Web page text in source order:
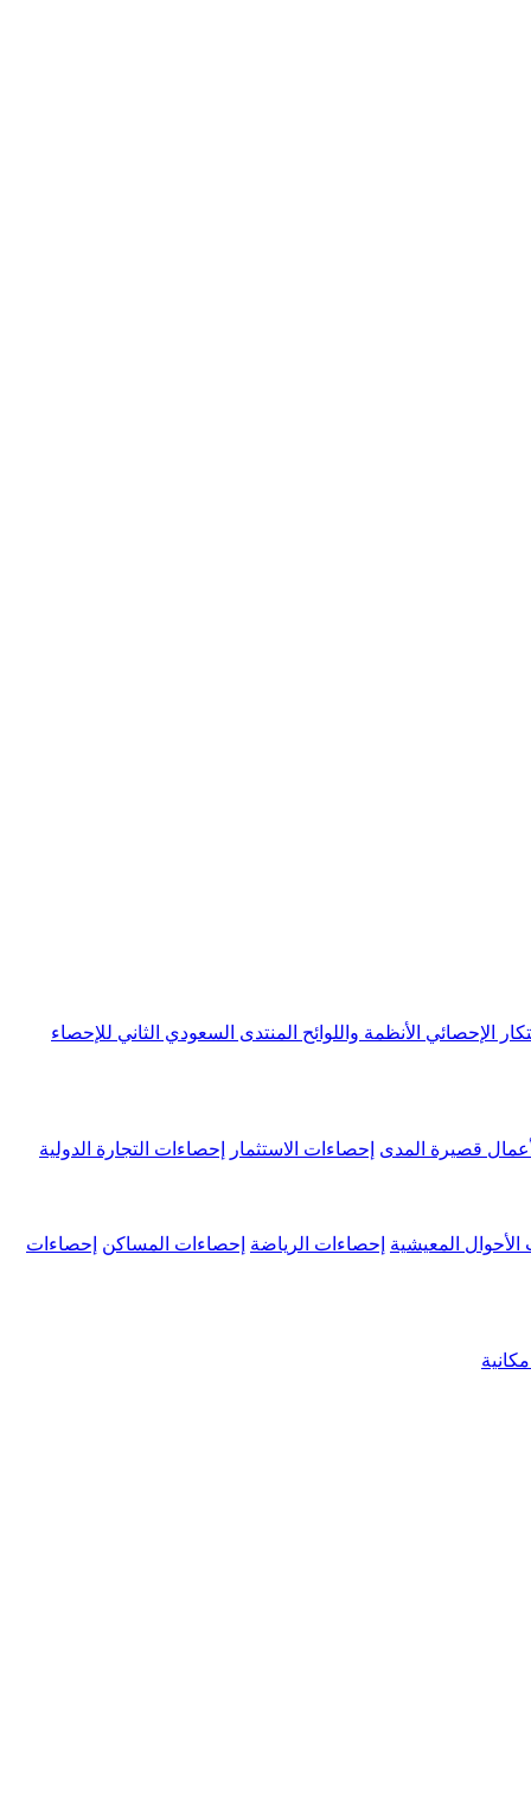
الإحصائي الأنظمة واللوائح المنتدى السعودي الثاني للإحصاء
قصيرة المدى إحصاءات الاستثمار إحصاءات التجارة الدولية
الأحوال المعيشية إحصاءات الرياضة إحصاءات المساكن إحصاءات